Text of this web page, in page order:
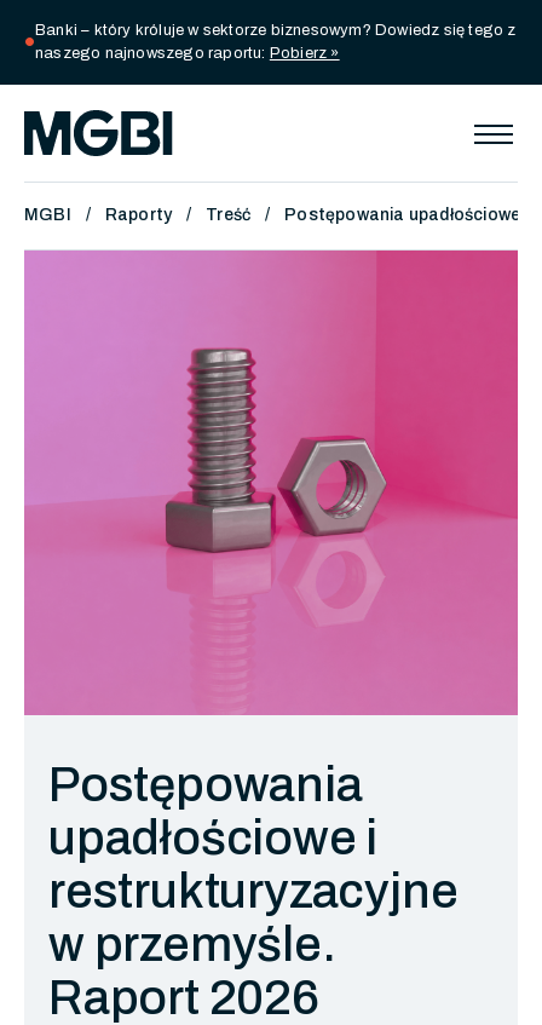
circle
Banki – który króluje w sektorze biznesowym? Dowiedz się tego z
naszego najnowszego raportu: Pobierz »
MGBI Raporty Treść Postępowania upadłościowe i
Postępowania
upadłościowe i
restrukturyzacyjne
w przemyśle.
Raport 2026